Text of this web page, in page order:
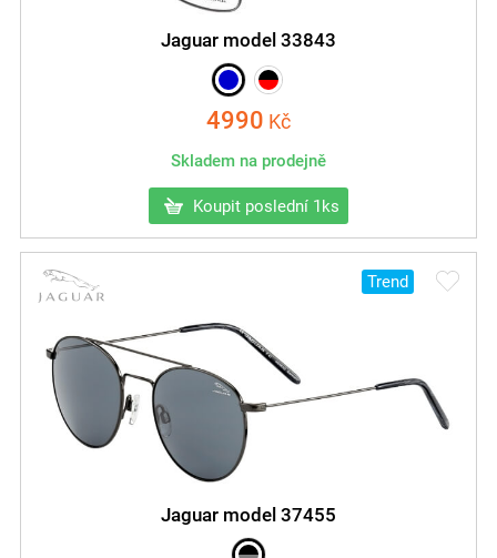
Jaguar model 33843
4990 Kč
Skladem na prodejně
Koupit poslední 1ks
Trend
Jaguar model 37455